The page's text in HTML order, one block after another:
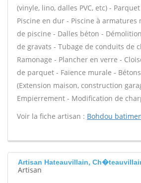
(vinyle, lino, dalles PVC, etc) -
Piscine en dur - Piscine à armatures
de piscine - Dalles béton -
de gravats - Tubage de conduits de
Ramonage - Plancher en verre -
de parquet - Faïence murale -
(Extension maison, construction
Empierrement - Modification de
Voir la fiche artisan : Bohdou
Artisan Hateauvillain,
Artisan